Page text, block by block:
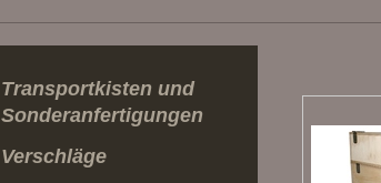
Transportkisten und
Sonderanfertigungen
Verschläge